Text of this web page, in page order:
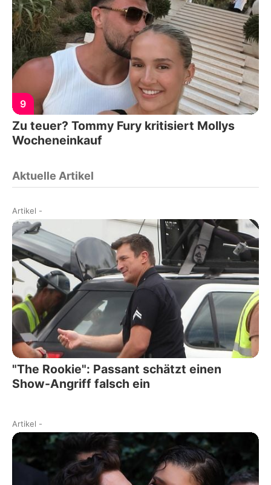
9
Zu teuer? Tommy Fury kritisiert Mollys
Wocheneinkauf
Aktuelle Artikel
Artikel -
"The Rookie": Passant schätzt einen
Show-Angriff falsch ein
Artikel -